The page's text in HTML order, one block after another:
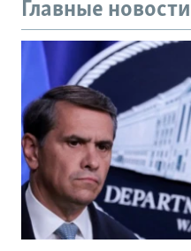
Главные новости